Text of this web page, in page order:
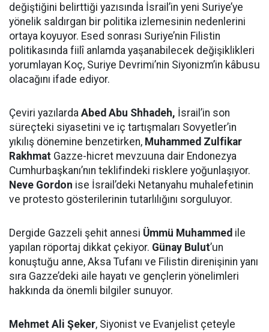
değiştiğini belirttiği yazısında İsrail’in yeni Suriye’ye
yönelik saldırgan bir politika izlemesinin nedenlerini
ortaya koyuyor. Esed sonrası Suriye’nin Filistin
politikasında fiilî anlamda yaşanabilecek değişiklikleri
yorumlayan Koç, Suriye Devrimi’nin Siyonizm’in kâbusu
olacağını ifade ediyor.
Çeviri yazılarda Abed Abu Shhadeh, İsrail’in son
süreçteki siyasetini ve iç tartışmaları Sovyetler’in
yıkılış dönemine benzetirken, Muhammed Zulfikar
Rakhmat Gazze-hicret mevzuuna dair Endonezya
Cumhurbaşkanı’nın teklifindeki risklere yoğunlaşıyor.
Neve Gordon ise İsrail’deki Netanyahu muhalefetinin
ve protesto gösterilerinin tutarlılığını sorguluyor.
Dergide Gazzeli şehit annesi Ümmü Muhammed ile
yapılan röportaj dikkat çekiyor. Günay Bulut’un
konuştuğu anne, Aksa Tufanı ve Filistin direnişinin yanı
sıra Gazze’deki aile hayatı ve gençlerin yönelimleri
hakkında da önemli bilgiler sunuyor.
Mehmet Ali Şeker, Siyonist ve Evanjelist çeteyle